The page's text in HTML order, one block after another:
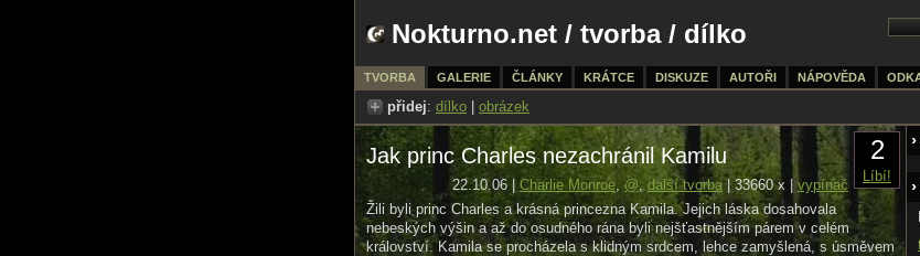
Nokturno.net / tvorba/ dílko
TVORBA GALERIE ČLÁNKY KRÁTCE DISKUZE AUTOŘI NÁPOVĚDA
přidej: dílko obrázek
2
Líbí!
Jak princ Charles nezachránil Kamilu
22.10.06 | Charlie Monroe,@, další tvorba| 33660 x |vypínač
Žili byli princ Charles a krásná princezna Kamila. Jejich láska dosahovala
nebeských výšin a až do osudného rána byli nejšťastnějším párem v celém
království. Kamila se procházela s klidným srdcem, lehce zamyšlená, s úsměvem